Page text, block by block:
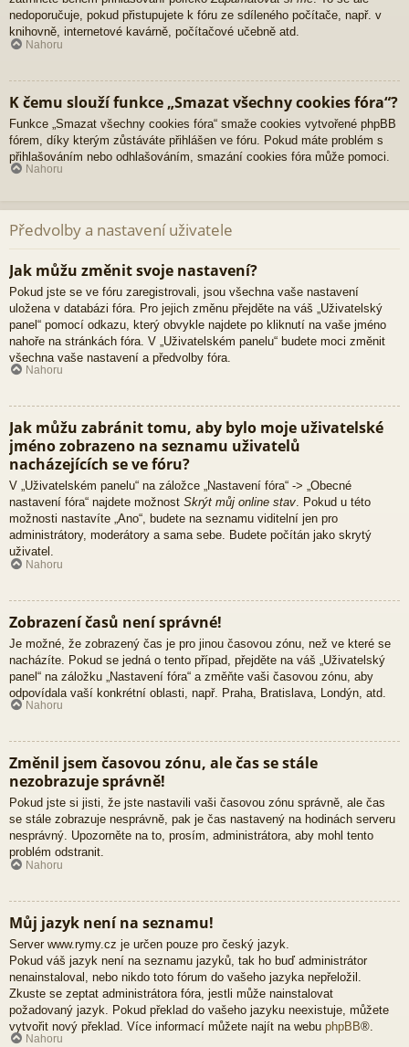
nedoporučuje, pokud přistupujete k fóru ze sdíleného počítače, např. v
knihovně, internetové kavárně, počítačové učebně atd.
Nahoru
K čemu slouží funkce „Smazat všechny cookies fóra“?
Funkce „Smazat všechny cookies fóra“ smaže cookies vytvořené phpBB
fórem, díky kterým zůstáváte přihlášen ve fóru. Pokud máte problém s
přihlašováním nebo odhlašováním, smazání cookies fóra může pomoci.
Nahoru
Předvolby a nastavení uživatele
Jak můžu změnit svoje nastavení?
Pokud jste se ve fóru zaregistrovali, jsou všechna vaše nastavení
uložena v databázi fóra. Pro jejich změnu přejděte na váš „Uživatelský
panel“ pomocí odkazu, který obvykle najdete po kliknutí na vaše jméno
nahoře na stránkách fóra. V „Uživatelském panelu“ budete moci změnit
všechna vaše nastavení a předvolby fóra.
Nahoru
Jak můžu zabránit tomu, aby bylo moje uživatelské
jméno zobrazeno na seznamu uživatelů
nacházejících se ve fóru?
V „Uživatelském panelu“ na záložce „Nastavení fóra“ -> „Obecné
nastavení fóra“ najdete možnost Skrýt můj online stav. Pokud u této
možnosti nastavíte „Ano“, budete na seznamu viditelní jen pro
administrátory, moderátory a sama sebe. Budete počítán jako skrytý
uživatel.
Nahoru
Zobrazení časů není správné!
Je možné, že zobrazený čas je pro jinou časovou zónu, než ve které se
nacházíte. Pokud se jedná o tento případ, přejděte na váš „Uživatelský
panel“ na záložku „Nastavení fóra“ a změňte vaši časovou zónu, aby
odpovídala vaší konkrétní oblasti, např. Praha, Bratislava, Londýn, atd.
Nahoru
Změnil jsem časovou zónu, ale čas se stále
nezobrazuje správně!
Pokud jste si jisti, že jste nastavili vaši časovou zónu správně, ale čas
se stále zobrazuje nesprávně, pak je čas nastavený na hodinách serveru
nesprávný. Upozorněte na to, prosím, administrátora, aby mohl tento
problém odstranit.
Nahoru
Můj jazyk není na seznamu!
Server www.rymy.cz je určen pouze pro český jazyk.
Pokud váš jazyk není na seznamu jazyků, tak ho buď administrátor
nenainstaloval, nebo nikdo toto fórum do vašeho jazyka nepřeložil.
Zkuste se zeptat administrátora fóra, jestli může nainstalovat
požadovaný jazyk. Pokud překlad do vašeho jazyku neexistuje, můžete
vytvořit nový překlad. Více informací můžete najít na webu phpBB®.
Nahoru